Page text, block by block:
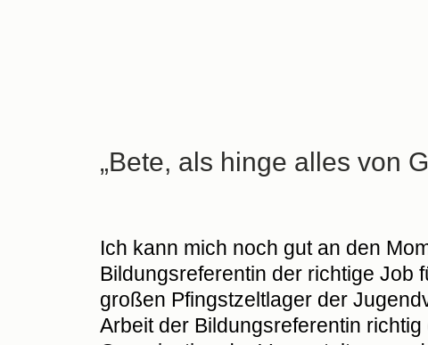
„Bete, als hinge alles von
Ich kann mich noch gut an den
Bildungsreferentin der richtige Job
großen Pfingstzeltlager der
Arbeit der Bildungsreferentin